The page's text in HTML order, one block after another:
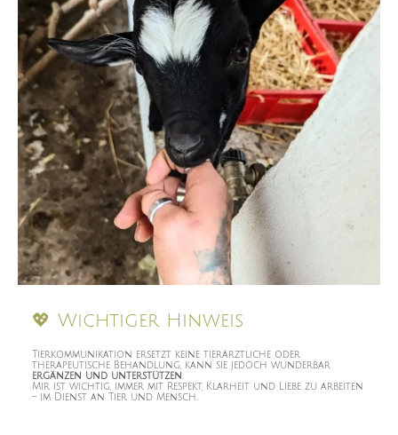
💖 Wichtiger Hinweis
Tierkommunikation ersetzt keine tierärztliche oder
therapeutische Behandlung, kann sie jedoch wunderbar
ergänzen und unterstützen.
Mir ist wichtig, immer mit Respekt, Klarheit und Liebe zu arbeiten
– im Dienst an Tier und Mensch.